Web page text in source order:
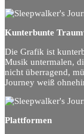
Kunterbunte
Die Grafik ist
Musik untermalen,
nicht überragend,
Journey weiß
Plattformen